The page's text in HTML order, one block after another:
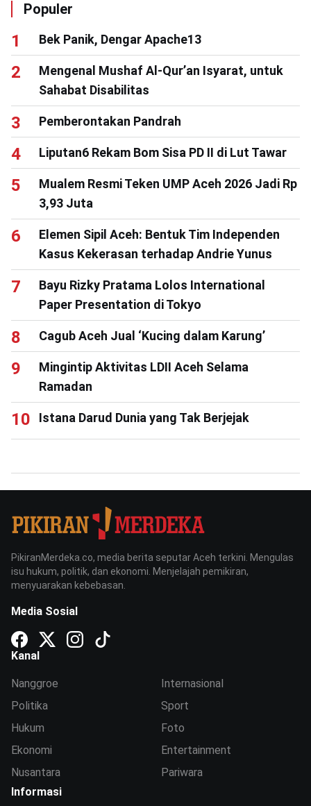
Populer
Bek Panik, Dengar Apache13
Mengenal Mushaf Al-Qur’an Isyarat, untuk
Sahabat Disabilitas
Pemberontakan Pandrah
Liputan6 Rekam Bom Sisa PD II di Lut Tawar
Mualem Resmi Teken UMP Aceh 2026 Jadi Rp
3,93 Juta
Elemen Sipil Aceh: Bentuk Tim Independen
Kasus Kekerasan terhadap Andrie Yunus
Bayu Rizky Pratama Lolos International
Paper Presentation di Tokyo
Cagub Aceh Jual ‘Kucing dalam Karung’
Mingintip Aktivitas LDII Aceh Selama
Ramadan
Istana Darud Dunia yang Tak Berjejak
PikiranMerdeka.co, media berita seputar Aceh terkini. Mengulas
isu hukum, politik, dan ekonomi. Menjelajah pemikiran,
menyuarakan kebebasan.
Media Sosial
Kanal
Nanggroe
Politika
Hukum
Ekonomi
Nusantara
Internasional
Sport
Foto
Entertainment
Pariwara
Informasi